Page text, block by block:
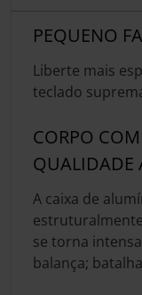
PEQUENO
Liberte mais
teclado
CORPO
QUALIDADE
A caixa de
se torna
balança;